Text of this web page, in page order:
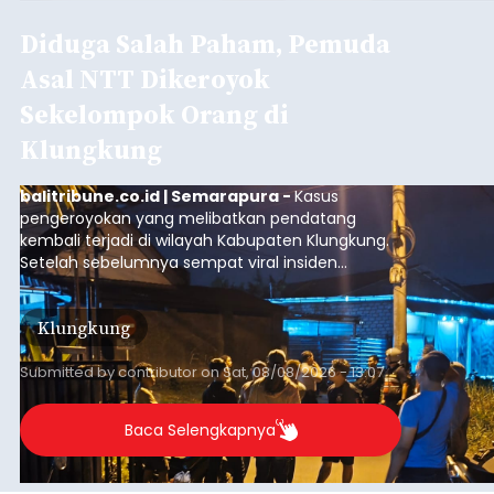
Diduga Salah Paham, Pemuda
Asal NTT Dikeroyok
Sekelompok Orang di
Klungkung
balitribune.co.id | Semarapura -Kasus
pengeroyokan yang melibatkan pendatang
kembali terjadi di wilayah Kabupaten Klungkung.
Setelah sebelumnya sempat viral insiden
keributan di barat Pasar Galiran, peristiwa serupa
kini menimpa seorang pemuda asal Kabupaten
Sumba Barat Daya (SBD), Nusa Tenggara Timur
(NTT).
Klungkung
Submitted bycontributoronSat, 08/08/2026 - 13:07
Baca Selengkapnya